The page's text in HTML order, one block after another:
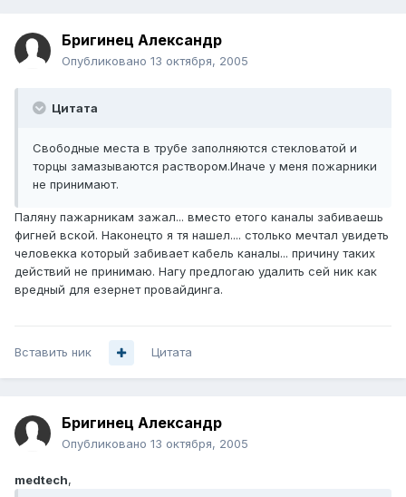
Бригинец Александр
Опубликовано 13 октября, 2005
Цитата
Свободные места в трубе заполняются стекловатой и
торцы замазываются раствором.Иначе у меня пожарники
не принимают.
Паляну пажарникам зажал... вместо етого каналы забиваешь
фигней вской. Наконецто я тя нашел.... столько мечтал увидеть
человекка который забивает кабель каналы... причину таких
действий не принимаю. Нагу предлогаю удалить сей ник как
вредный для езернет провайдинга.
Вставить ник Цитата
Бригинец Александр
Опубликовано 13 октября, 2005
medtech,